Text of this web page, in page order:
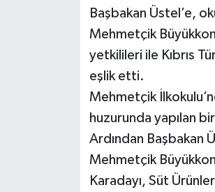
Başbakan Üstel’e,
Mehmetçik
yetkilileri ile Kıbrıs
eşlik etti.
Mehmetçik
huzurunda yapılan
Ardından Başbakan
Mehmetçik
Karadayı, Süt